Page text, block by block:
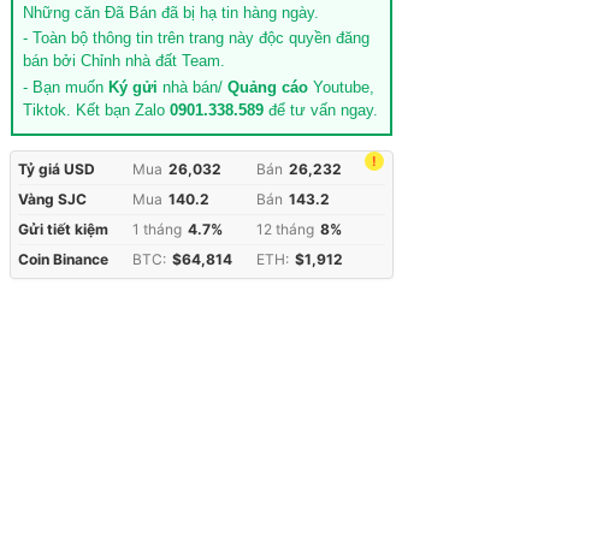
Những căn Đã Bán đã bị hạ tin hàng ngày.
- Toàn bộ thông tin trên trang này độc quyền đăng
bán bởi Chỉnh nhà đất Team.
- Bạn muốn Ký gửi nhà bán/ Quảng cáo Youtube,
Tiktok. Kết bạn Zalo 0901.338.589 để tư vấn ngay.
!
Tỷ giá USD Mua 26,032 Bán 26,232
Vàng SJC
Mua 140.2 Bán 143.2
Gửi tiết kiệm
1 tháng 4.7% 12 tháng 8%
Coin Binance
BTC: $64,814 ETH: $1,912